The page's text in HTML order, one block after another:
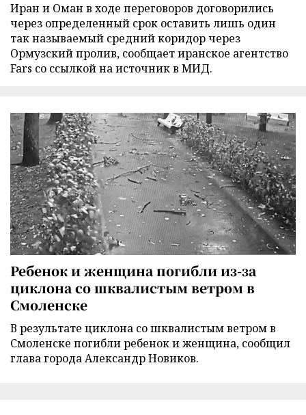
Иран и Оман в ходе переговоров договорились
через определенный срок оставить лишь один
так называемый средний коридор через
Ормузский пролив, сообщает иранское агентство
Fars со ссылкой на источник в МИД.
Ребенок и женщина погибли из-за
циклона со шквалистым ветром в
Смоленске
В результате циклона со шквалистым ветром в
Смоленске погибли ребенок и женщина, сообщил
глава города Александр Новиков.